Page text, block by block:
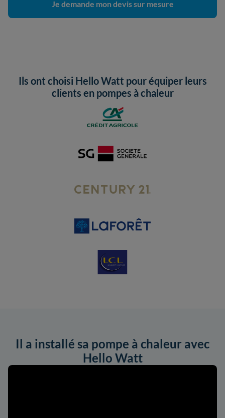
Je demande mon devis sur mesure
Ils ont choisi Hello Watt pour équiper leurs
clients en pompes à chaleur
Il a installé sa pompe à chaleur avec
Hello Watt